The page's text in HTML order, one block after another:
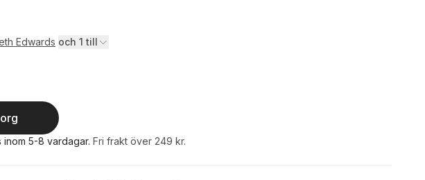
Edwards och 1 till
inom 5-8 vardagar. Fri frakt över 249 kr.